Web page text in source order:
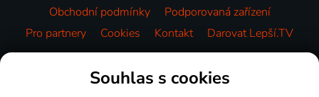
Obchodní podmínky
Podporovaná zařízení
Pro partnery
Cookies Kontakt Darovat Lepší.TV
Videotéka
Souhlas s cookies